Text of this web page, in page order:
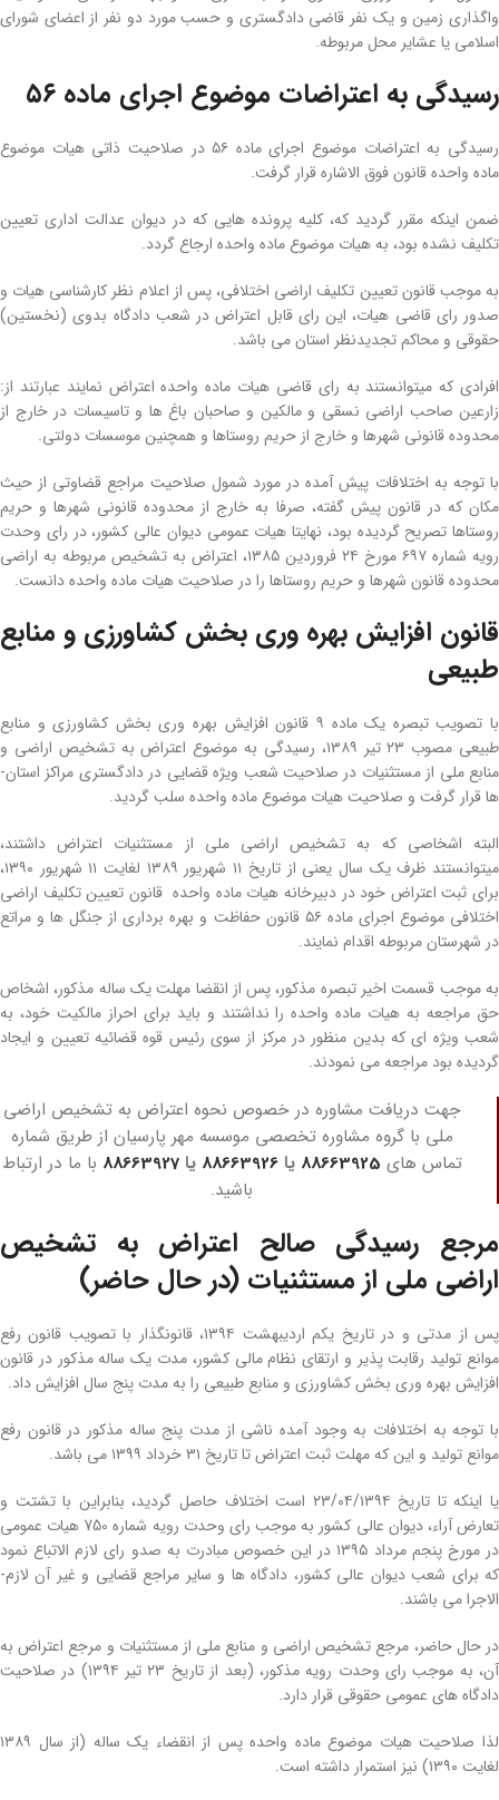
واگذاری زمین و یک نفر قاضی دادگستری و حسب مورد دو نفر از اعضای شورای
اسلامی یا عشایر محل مربوطه.
رسیدگی به اعتراضات موضوع اجرای ماده ۵۶
رسیدگی به اعتراضات موضوع اجرای ماده ۵۶ در صلاحیت ذاتی هیات موضوع
ماده­ واحده قانون فوق­ الاشاره قرار گرفت.
ضمن اینکه مقرر گردید که، کلیه پرونده‌ هایی که در دیوان عدالت اداری تعیین
تکلیف نشده بود، به هیات موضوع ماده­ واحده ارجاع گردد.
به موجب قانون تعیین تکلیف اراضی اختلافی، پس از اعلام نظر کارشناسی هیات و
صدور رای قاضی هیات، این رای قابل اعتراض در شعب دادگاه بدوی (نخستین)
حقوقی و محاکم تجدیدنظر استان می‌ باشد.
افرادی که می­توانستند به رای قاضی هیات ماده­ واحده اعتراض نمایند عبارت­ند از:
زارعین صاحب اراضی نسقی و مالکین و صاحبان باغ­ ها و تاسیسات در خارج از
محدوده قانونی شهرها و خارج از حریم روستاها و همچنین موسسات دولتی.
با توجه به اختلافات پیش­ آمده در مورد شمول صلاحیت مراجع قضاوتی از حیث
مکان که در قانون پیش گفته، صرفا به خارج از محدوده قانونی شهرها و حریم
روستاها تصریح گردیده بود، نهایتا هیات عمومی دیوان عالی کشور، در رای وحدت
رویه شماره ۶۹۷ مورخ ۲۴ فروردین ۱۳۸۵، اعتراض به تشخیص مربوطه به اراضی
محدوده­ قانون شهرها و حریم روستاها را در صلاحیت هیات ماده­ واحده دانست.
قانون افزایش بهره­ وری بخش کشاورزی و منابع
طبیعی
با تصویب تبصره یک ماده ۹ قانون افزایش بهره­ وری بخش کشاورزی و منابع
طبیعی مصوب ۲۳ تیر ۱۳۸۹، رسیدگی به موضوع اعتراض به تشخیص اراضی و
منابع ملی از مستثنیات در صلاحیت شعب ویژه‌ قضایی در دادگستری مراکز استان­
ها قرار گرفت و صلاحیت هیات موضوع ماده­ واحده سلب گردید.
البته اشخاصی که به تشخیص اراضی­ ملی از مستثنیات اعتراض داشتند،
میتوانستند ظرف یک سال یعنی از تاریخ ۱۱ شهریور ۱۳۸۹ لغایت ۱۱ شهریور ۱۳۹۰،
برای ثبت اعتراض خود در دبیرخانه هیات ماده­ واحده قانون تعیین تکلیف اراضی
اختلافی موضوع اجرای ماده ۵۶ قانون حفاظت و بهره‌ برداری از جنگل­ ها و مراتع
در شهرستان مربوطه اقدام نمایند.
به موجب قسمت اخیر تبصره مذکور، پس از انقضا مهلت یک ساله مذکور، اشخاص
حق مراجعه به هیات ماده­ واحده را نداشتند و باید برای احراز مالکیت خود، به
شعب ویژه­ ای که بدین منظور در مرکز از سوی رئیس قوه­ قضائیه تعیین و ایجاد
گردیده بود مراجعه می­ نمودند.
جهت دریافت مشاوره در خصوص نحوه اعتراض به تشخیص اراضی
ملی با گروه مشاوره تخصصی موسسه مهر پارسیان از طریق شماره
تماس های 88663925 یا88663926 یا88663927 با ما در ارتباط
باشید.
مرجع رسیدگی صالح اعتراض به تشخیص
اراضی­ ملی از مستثنیات (در حال حاضر)
پس از مدتی و در تاریخ یکم اردیبهشت ۱۳۹۴، قانونگذار با تصویب قانون رفع
موانع تولید رقابت پذیر و ارتقای نظام مالی کشور، مدت یک ساله­ مذکور در قانون
افزایش بهره­ وری بخش کشاورزی و منابع طبیعی را به مدت پنج سال افزایش داد.
با توجه به اختلافات به­ وجود آمده ناشی از مدت پنج ساله مذکور در قانون رفع
موانع تولید و این که مهلت ثبت اعتراض تا تاریخ ۳۱ خرداد ۱۳۹۹ می­ باشد.
یا این­که تا تاریخ ۲۳/۰۴/۱۳۹۴ است اختلاف حاصل گردید، بنابراین با تشتت و
تعارض آراء، دیوان­ عالی کشور به موجب رای وحدت رویه­ شماره­ 750 هیات عمومی
در مورخ پنجم مرداد ۱۳۹۵ در این خصوص مبادرت به صدو رای لازم­ الاتباع نمود
که برای شعب دیوان­ عالی کشور، دادگاه­ ها و سایر مراجع قضایی و غیر آن لازم­
الاجرا می‌ باشند.
در حال حاضر، مرجع تشخیص اراضی و منابع ملی از مستثنیات و مرجع اعتراض به
آن، به موجب رای وحدت رویه مذکور، (بعد از تاریخ ۲۳ تیر ۱۳۹۴) در صلاحیت
دادگاه­ های عمومی حقوقی قرار دارد.
لذا صلاحیت هیات موضوع ماده­ واحده پس از انقضاء یک ساله (از سال ۱۳۸۹
لغایت ۱۳۹۰) نیز استمرار داشته است.